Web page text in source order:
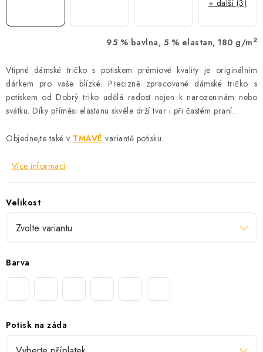
95 % bavlna, 5 % elastan, 180 g/m 2
Vtipné dámské tričko s potiskem prémiové kvality je originálním
dárkem pro vaše blízké. Precizně zpracované dámské tričko s
potiskem od Dobrý triko udělá radost nejen k narozeninám nebo
svátku. Díky příměsi elastanu skvěle drží tvar i při častém praní.
Objednejte také v TMAVÉ variantě potisku.
Více informací
Velikost
Barva
Potisk na záda
+ další (3)